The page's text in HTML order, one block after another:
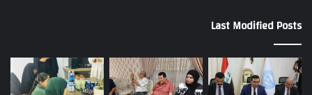
Last Modified Posts